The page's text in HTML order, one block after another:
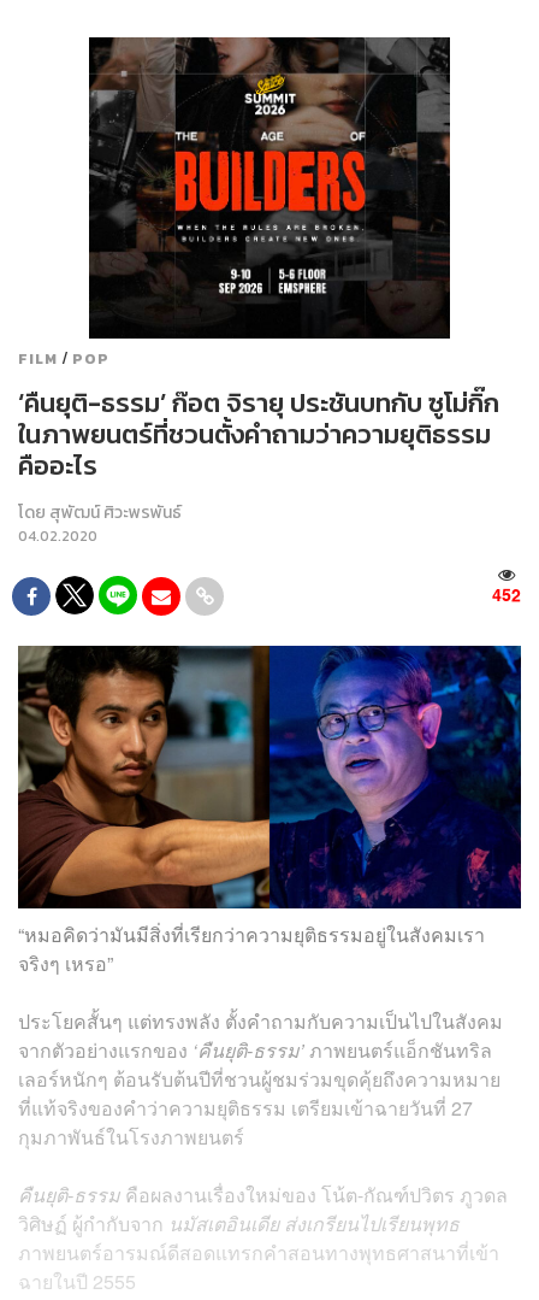
FILM / POP
‘คืนยุติ-ธรรม’ ก๊อต จิรายุ ประชันบทกับ ซูโม่กิ๊ก
ในภาพยนตร์ที่ชวนตั้งคำถามว่าความยุติธรรม
คืออะไร
โดย สุพัฒน์ ศิวะพรพันธ์
04.02.2020
452
“หมอคิดว่ามันมีสิ่งที่เรียกว่าความยุติธรรมอยู่ในสังคมเรา
จริงๆ เหรอ”
ประโยคสั้นๆ แต่ทรงพลัง ตั้งคำถามกับความเป็นไปในสังคม
จากตัวอย่างแรกของ ‘คืนยุติ-ธรรม’ภาพยนตร์แอ็กชันทริล
เลอร์หนักๆ ต้อนรับต้นปีที่ชวนผู้ชมร่วมขุดคุ้ยถึงความหมาย
ที่แท้จริงของคำว่าความยุติธรรม เตรียมเข้าฉายวันที่ 27
กุมภาพันธ์ในโรงภาพยนตร์
คืนยุติ-ธรรม คือผลงานเรื่องใหม่ของ โน้ต-กัณฑ์ปวิตร ภูวดล
วิศิษฏ์ ผู้กำกับจาก นมัสเตอินเดีย ส่งเกรียนไปเรียนพุทธ
ภาพยนตร์อารมณ์ดีสอดแทรกคำสอนทางพุทธศาสนาที่เข้า
ฉายในปี 2555